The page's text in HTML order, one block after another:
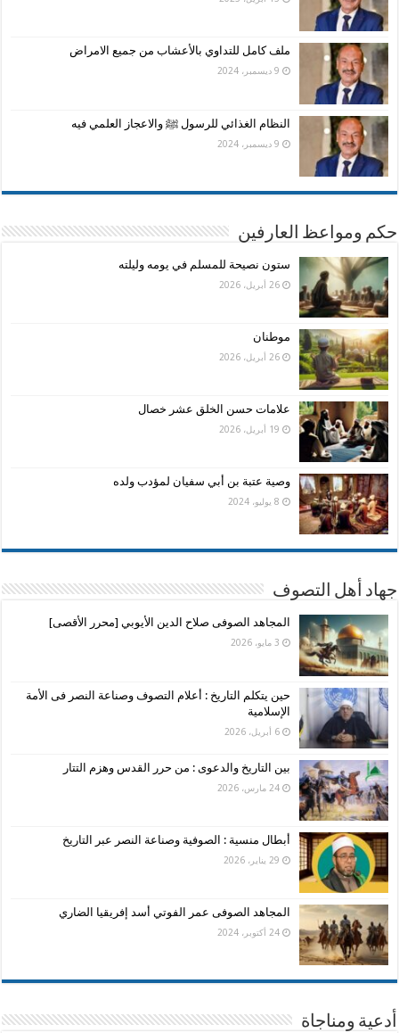
ملف كامل للتداوي بالأعشاب من جميع الامراض
9 ديسمبر، 2024
النظام الغذائي للرسول ﷺ والاعجاز العلمي فيه
9 ديسمبر، 2024
حكم ومواعظ العارفين
ستون نصيحة للمسلم في يومه وليلته
26 أبريل، 2026
موطنان
26 أبريل، 2026
علامات حسن الخلق عشر خصال
19 أبريل، 2026
وصية عتبة بن أبي سفيان لمؤدب ولده
8 يوليو، 2024
جهاد أهل التصوف
المجاهد الصوفى صلاح الدين الأيوبي [محرر الأقصى]
3 مايو، 2026
حين يتكلم التاريخ : أعلام التصوف وصناعة النصر فى الأمة
الإسلامية
6 أبريل، 2026
بين التاريخ والدعوى : من حرر القدس وهزم التتار
24 مارس، 2026
أبطال منسية : الصوفية وصناعة النصر عبر التاريخ
29 يناير، 2026
المجاهد الصوفى عمر الفوتي أسد إفريقيا الضاري
24 أكتوبر، 2024
أدعية ومناجاة